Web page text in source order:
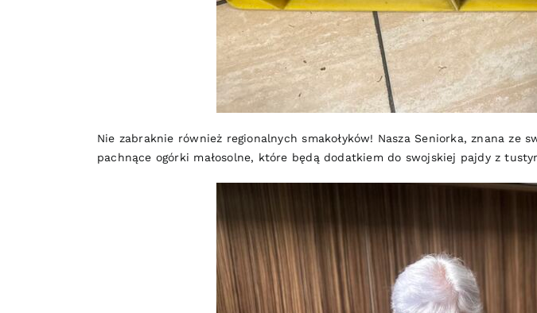
Nie zabraknie również regionalnych smakołyków! Nasza Seniorka, znana
pachnące ogórki małosolne, które będą dodatkiem do swojskiej pajdy z